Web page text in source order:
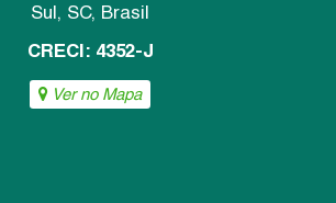
Sul, SC, Brasil
CRECI: 4352-J
Ver no Mapa